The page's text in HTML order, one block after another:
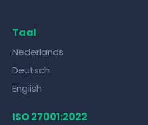
Taal
Nederlands
Deutsch
English
ISO 27001:2022